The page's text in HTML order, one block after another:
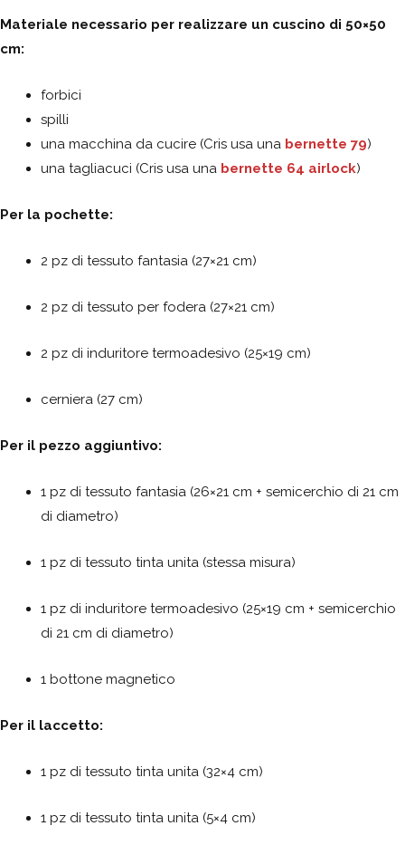
Materiale necessario per realizzare un cuscino di 50×50
cm:
forbici
spilli
una macchina da cucire (Cris usa una bernette 79)
una tagliacuci (Cris usa una bernette 64 airlock)
Per la pochette:
2 pz di tessuto fantasia (27×21 cm)
2 pz di tessuto per fodera (27×21 cm)
2 pz di induritore termoadesivo (25×19 cm)
cerniera (27 cm)
Per il pezzo aggiuntivo:
1 pz di tessuto fantasia (26×21 cm + semicerchio di 21 cm
di diametro)
1 pz di tessuto tinta unita (stessa misura)
1 pz di induritore termoadesivo (25×19 cm + semicerchio
di 21 cm di diametro)
1 bottone magnetico
Per il laccetto:
1 pz di tessuto tinta unita (32×4 cm)
1 pz di tessuto tinta unita (5×4 cm)